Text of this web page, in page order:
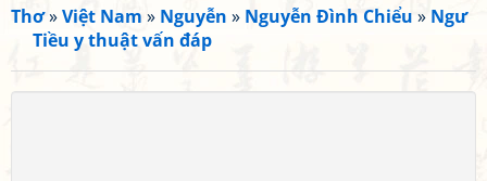
Thơ»Việt Nam » Nguyễn » Nguyễn Đình Chiểu » Ngư
Tiều y thuật vấn đáp